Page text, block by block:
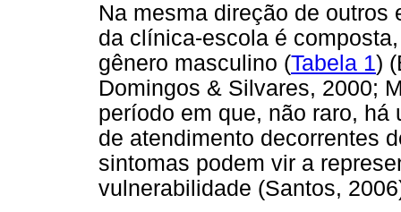
Na mesma direção de
da clínica-escola é
gênero masculino (Tabela 1)
Domingos & Silvares, 2000;
período em que, não raro,
de atendimento decorrentes
sintomas podem vir a
vulnerabilidade (Santos,